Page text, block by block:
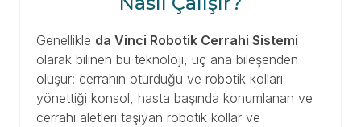
Genellikle da Vinci Robotik Cerrahi Sistemi
olarak bilinen bu teknoloji, üç ana bileşenden
oluşur: cerrahın oturduğu ve robotik kolları
yönettiği konsol, hasta başında konumlanan ve
cerrahi aletleri taşıyan robotik kollar ve